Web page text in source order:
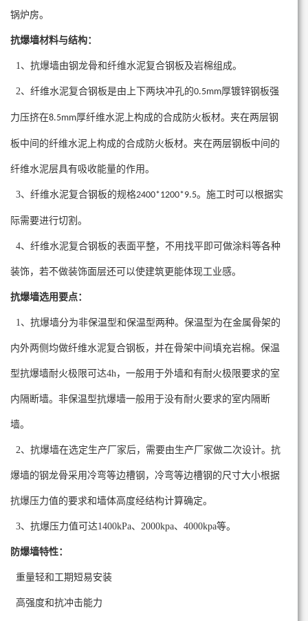
锅炉房。
抗爆墙材料与结构：
1、抗爆墙由钢龙骨和纤维水泥复合钢板及岩棉组成。
2、纤维水泥复合钢板是由上下两块冲孔的0.5mm厚镀锌钢板强
力压挤在8.5mm厚纤维水泥上构成的合成防火板材。夹在两层钢
板中间的纤维水泥上构成的合成防火板材。夹在两层钢板中间的
纤维水泥层具有吸收能量的作用。
3、纤维水泥复合钢板的规格2400*1200*9.5。施工时可以根据实
际需要进行切割。
4、纤维水泥复合钢板的表面平整，不用找平即可做涂料等各种
装饰，若不做装饰面层还可以使建筑更能体现工业感。
抗爆墙选用要点：
1、抗爆墙分为非保温型和保温型两种。保温型为在金属骨架的
内外两侧均做纤维水泥复合钢板，并在骨架中间填充岩棉。保温
型抗爆墙耐火极限可达4h，一般用于外墙和有耐火极限要求的室
内隔断墙。非保温型抗爆墙一般用于没有耐火要求的室内隔断
墙。
2、抗爆墙在选定生产厂家后，需要由生产厂家做二次设计。抗
爆墙的钢龙骨采用冷弯等边槽钢，冷弯等边槽钢的尺寸大小根据
抗爆压力值的要求和墙体高度经结构计算确定。
3、抗爆压力值可达1400kPa、2000kpa、4000kpa等。
防爆墙特性：
重量轻和工期短易安装
高强度和抗冲击能力